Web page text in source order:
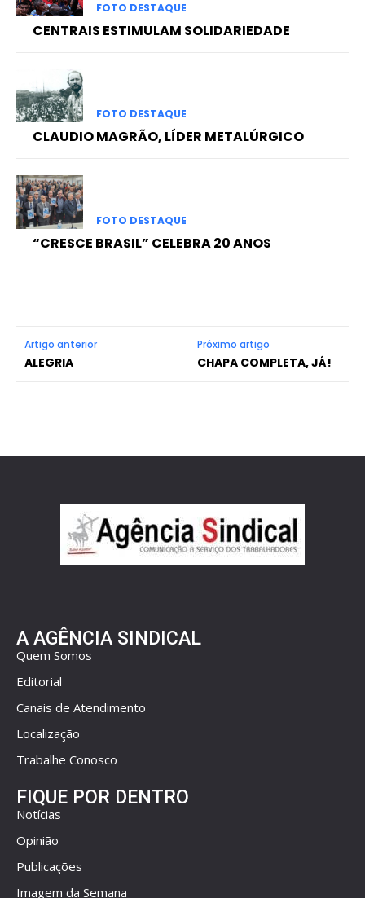
FOTO DESTAQUE
CENTRAIS ESTIMULAM SOLIDARIEDADE
FOTO DESTAQUE
CLAUDIO MAGRÃO, LÍDER METALÚRGICO
FOTO DESTAQUE
“CRESCE BRASIL” CELEBRA 20 ANOS
Artigo anterior
ALEGRIA
Próximo artigo
CHAPA COMPLETA, JÁ!
A AGÊNCIA SINDICAL
Quem Somos
Editorial
Canais de Atendimento
Localização
Trabalhe Conosco
FIQUE POR DENTRO
Notícias
Opinião
Publicações
Imagem da Semana